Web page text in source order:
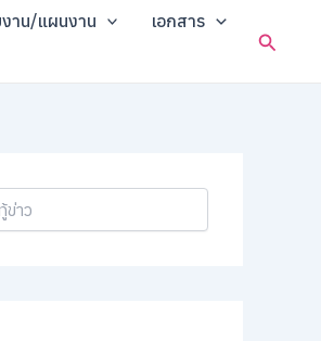
าน/แผนงาน
เอกสาร
Search